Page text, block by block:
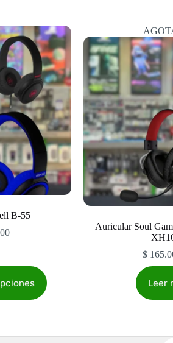
B-55
Auricular Soul
$
Leer